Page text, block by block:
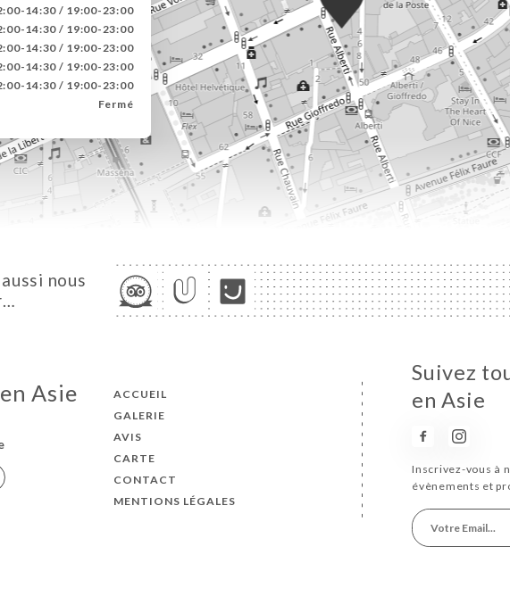
14:30 / 19:00-23:00
14:30 / 19:00-23:00
14:30 / 19:00-23:00
14:30 / 19:00-23:00
14:30 / 19:00-23:00
Fermé
nous
Asie
ACCUEIL
GALERIE
AVIS
CARTE
CONTACT
MENTIONS LÉGALES
Suivez
en Asie
Inscrivez-vous à
évènements et